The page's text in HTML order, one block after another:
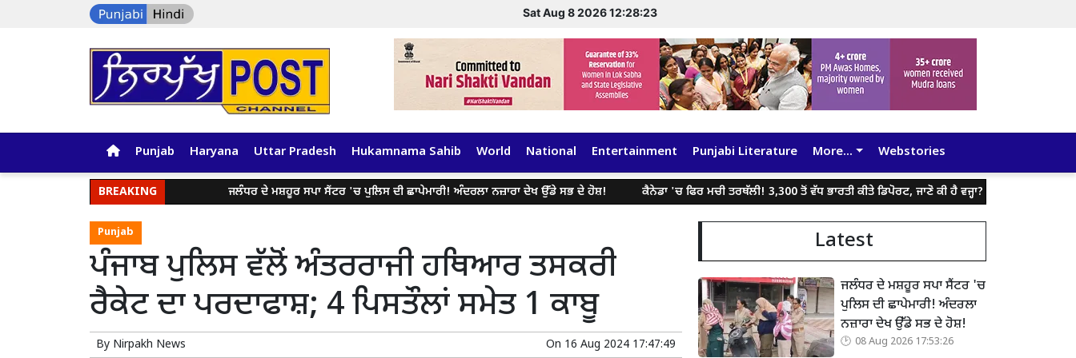
Sat Aug 8 2026 12:28:23
Punjab Haryana Uttar Pradesh Hukamnama Sahib World National Entertainment Punjabi Literature More... Webstories
BREAKING ਜਲੰਧਰ ਦੇ ਮਸ਼ਹੂਰ ਸਪਾ ਸੈਂਟਰ 'ਚ ਪੁਲਿਸ ਦੀ ਛਾਪੇਮਾਰੀ! ਅੰਦਰਲਾ ਨਜ਼ਾਰਾ ਦੇਖ ਉੱਡੇ ਸਭ ਦੇ ਹੋਸ਼! ਕੈਨੇਡਾ 'ਚ ਫਿਰ ਮਚੀ ਤਰਥੱਲੀ! 3,300 ਤੋਂ ਵੱਧ ਭਾਰਤੀ ਕੀਤੇ ਡਿਪੋਰਟ, ਜਾਣੋ ਕੀ ਹੈ ਵਜ੍ਹਾ? ਪੰਜਾਬ ਦੀ ਆਪਣੀ
Punjab
ਪੰਜਾਬ ਪੁਲਿਸ ਵੱਲੋਂ ਅੰਤਰਰਾਜੀ ਹਥਿਆਰ ਤਸਕਰੀ
ਰੈਕੇਟ ਦਾ ਪਰਦਾਫਾਸ਼; 4 ਪਿਸਤੌਲਾਂ ਸਮੇਤ 1 ਕਾਬੂ
By Nirpakh News On 16 Aug 2024 17:47:49
Latest
ਜਲੰਧਰ ਦੇ ਮਸ਼ਹੂਰ ਸਪਾ ਸੈਂਟਰ 'ਚ
ਪੁਲਿਸ ਦੀ ਛਾਪੇਮਾਰੀ! ਅੰਦਰਲਾ
ਨਜ਼ਾਰਾ ਦੇਖ ਉੱਡੇ ਸਭ ਦੇ ਹੋਸ਼!
08 Aug 2026 17:53:26